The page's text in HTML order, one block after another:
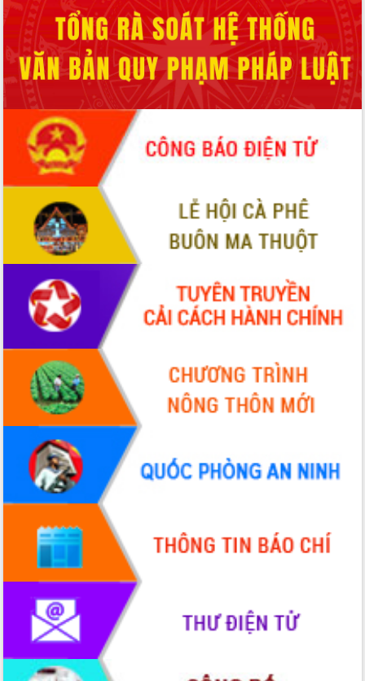
Diễn đàn Kinh tế tư nhân Việt Nam đột
phá cơ chế - Hợp tác công tư
Đề án 06 tạo bước ngoặt đột phá trong
cải cách hành chính tỉnh Đắk Lắk
Kết nối tour, đẩy mạnh chuyển đổi số
để phát triển du lịch Đắk Lắk
Khởi động Dự án Đầu tư xây dựng hạ
tầng kỹ thuật Cụm công nghiệp Tân
Tiến
Gặp mặt các cơ quan báo chí nhân Kỷ
niệm 101 năm Ngày Báo chí Cách
mạng Việt Nam
Đắk Lắk sơ kết 4 năm triển khai thực
hiện Đề án 06 của Chính phủ
Họp báo thông tin về Hội nghị Công bố
Quy hoạch và Xúc tiến đầu tư tỉnh Đắk
Lắk
Khơi thông điểm nghẽn, đẩy nhanh
giải ngân vốn khắc phục thiên tai
HĐND tỉnh thông qua điều chỉnh Quy
hoạch tỉnh thời kỳ 2021-2030
Hội thảo góp ý hồ sơ điều chỉnh quy
hoạch tỉnh Đắk Lắk thời kỳ 2021-2030,
tầm nhìn đến năm 2050
Nâng cao hiệu quả hoạt động của các
doanh nghiệp nhà nước
Hội nghị triển khai kết nối mạng
truyền số liệu chuyên dùng phục vụ cơ
quan Đảng, Nhà nước
Lễ phát động chuỗi hoạt động chung
tay làm sạch môi trường
Xã Ea Kar bước chuyển mình trong
công tác cải cách hành chính mô hình
UBND tỉnh họp báo định kỳ tháng 4
năm 2026
Hội thảo khoa học “Giải pháp thúc đẩy
phát triển nền kinh tế xanh tại tỉnh